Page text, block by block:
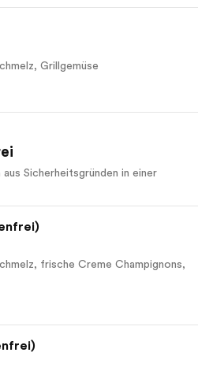
Grillgemüse
Sicherheitsgründen in einer
frische Creme Champignons,